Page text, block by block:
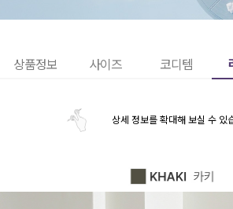
상품정보 사이즈 코디템
상세 정보를 확대해 보실 수 있